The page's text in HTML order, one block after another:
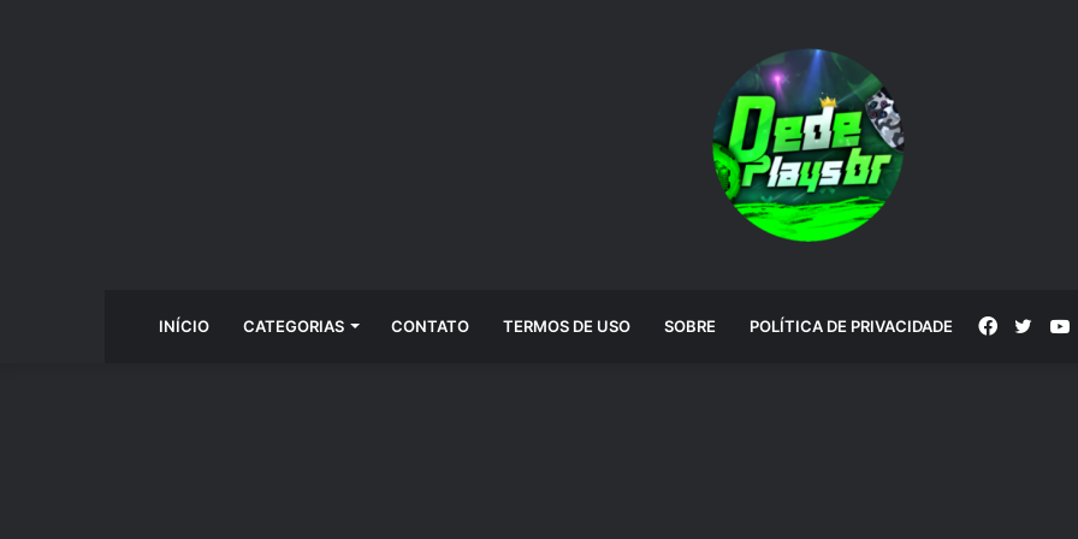
INÍCIO CATEGORIAS CONTATO TERMOS DE USO SOBRE POLÍTICA DE PRIVACIDADE Facebook